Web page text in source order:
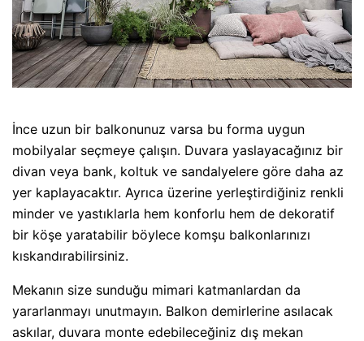
İnce uzun bir balkonunuz varsa bu forma uygun
mobilyalar seçmeye çalışın. Duvara yaslayacağınız bir
divan veya bank, koltuk ve sandalyelere göre daha az
yer kaplayacaktır. Ayrıca üzerine yerleştirdiğiniz renkli
minder ve yastıklarla hem konforlu hem de dekoratif
bir köşe yaratabilir böylece komşu balkonlarınızı
kıskandırabilirsiniz.
Mekanın size sunduğu mimari katmanlardan da
yararlanmayı unutmayın. Balkon demirlerine asılacak
askılar, duvara monte edebileceğiniz dış mekan